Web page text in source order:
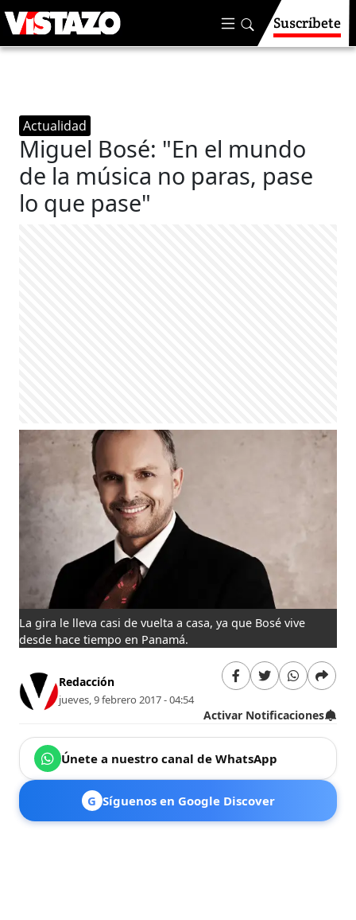
Suscríbete
Actualidad
Miguel Bosé: "En el mundo
de la música no paras, pase
lo que pase"
La gira le lleva casi de vuelta a casa, ya que Bosé vive
desde hace tiempo en Panamá.
Redacción
jueves, 9 febrero 2017 - 04:54
Activar Notificaciones
Únete a nuestro canal de WhatsApp
G Síguenos en Google Discover